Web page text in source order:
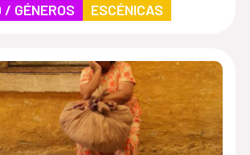
/ GÉNEROS ESCÉNICAS